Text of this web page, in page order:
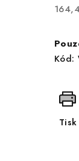
cena:
Kód:
Tisk